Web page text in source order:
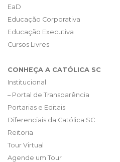
EaD
Educação Corporativa
Educação Executiva
Cursos Livres
CONHEÇA A CATÓLICA SC
Institucional
– Portal de Transparência
Portarias e Editais
Diferenciais da Católica SC
Reitoria
Tour Virtual
Agende um Tour